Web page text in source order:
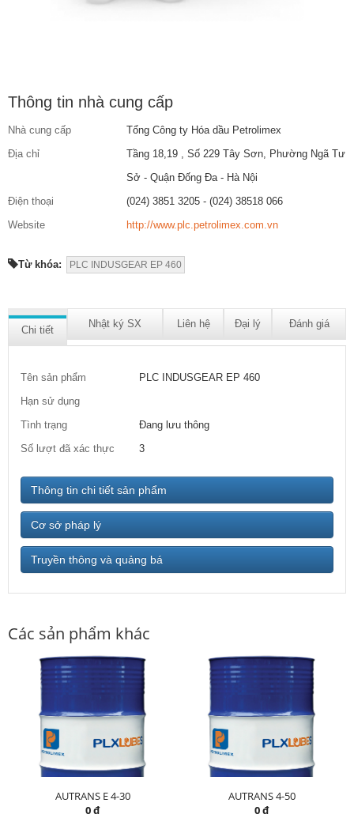
Thông tin nhà cung cấp
Nhà cung cấp
Tổng Công ty Hóa dầu Petrolimex
Địa chỉ
Tầng 18,19 , Số 229 Tây Sơn, Phường Ngã Tư
Sở - Quận Đống Đa - Hà Nội
Điện thoại
(024) 3851 3205 - (024) 38518 066
Website
http://www.plc.petrolimex.com.vn
Từ khóa: PLC INDUSGEAR EP 460
Chi tiết
Nhật ký SX Liên hệ Đại lý Đánh giá
Tên sản phẩm
PLC INDUSGEAR EP 460
Hạn sử dụng
Tình trạng
Đang lưu thông
Số lượt đã xác thực
3
Thông tin chi tiết sản phẩm
Cơ sở pháp lý
Truyền thông và quảng bá
Các sản phẩm khác
AUTRANS E 4-30
0 đ
AUTRANS 4-50
0 đ